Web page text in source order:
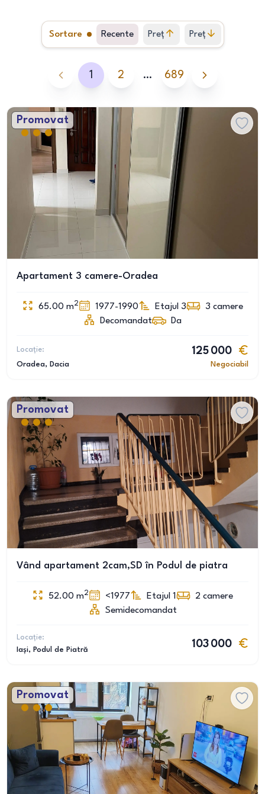
Sortare Recente Preț
crescător
Preț
descrescător
1 2 … 689
Promovat
Apartament 3 camere-Oradea
65.00 m2 1977-1990 Etajul 3 3 camere
Decomandat
Da
Locație:
Oradea, Dacia
125 000
Negociabil
Promovat
Vând apartament 2cam,SD în Podul de piatra
52.00 m2 <1977 Etajul 1 2 camere
Semidecomandat
Locație:
Iași, Podul de Piatră
103 000
Promovat